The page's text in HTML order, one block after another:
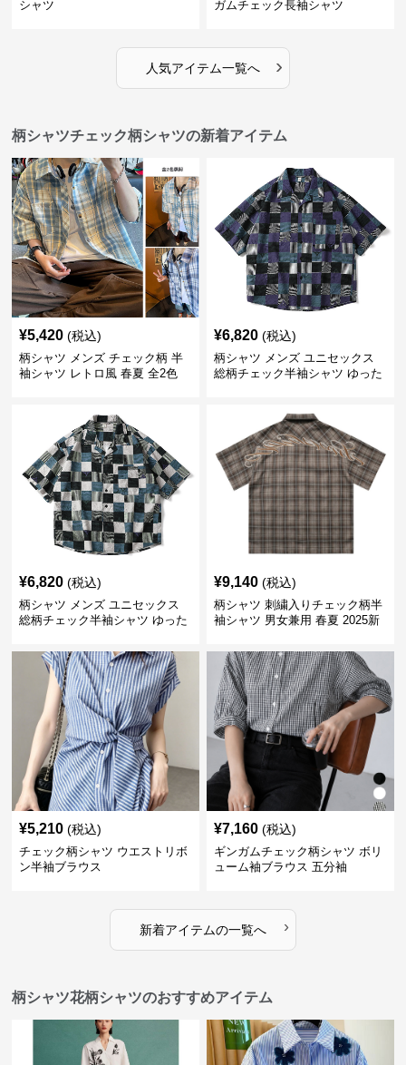
シャツ ガムチェック長袖シャツ
人気アイテム一覧へ ›
柄シャツチェック柄シャツの新着アイテム
¥5,420 (税込)
柄シャツ メンズ チェック柄 半
袖シャツ レトロ風 春夏 全2色
¥6,820 (税込)
柄シャツ メンズ ユニセックス
総柄チェック半袖シャツ ゆった
¥6,820 (税込)
柄シャツ メンズ ユニセックス
総柄チェック半袖シャツ ゆった
¥9,140 (税込)
柄シャツ 刺繍入りチェック柄半
袖シャツ 男女兼用 春夏 2025新
¥5,210 (税込)
チェック柄シャツ ウエストリボ
ン半袖ブラウス
¥7,160 (税込)
ギンガムチェック柄シャツ ボリ
ューム袖ブラウス 五分袖
新着アイテムの一覧へ ›
柄シャツ花柄シャツのおすすめアイテム